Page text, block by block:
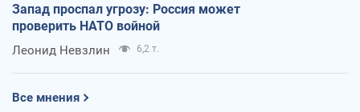
Запад проспал угрозу: Россия может
проверить НАТО войной
Леонид Невзлин 6,2 т.
Все мнения